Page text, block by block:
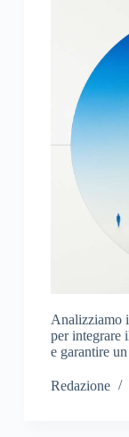
Analizziamo
per integrare
e garantire
Redazione